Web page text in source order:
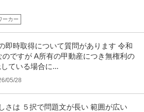
ーカー
即時取得について質問があります 令和
ですが A所有の甲動産につき無権利の
ている場合に...
05/28
さは ５択で問題文が長い 範囲が広い